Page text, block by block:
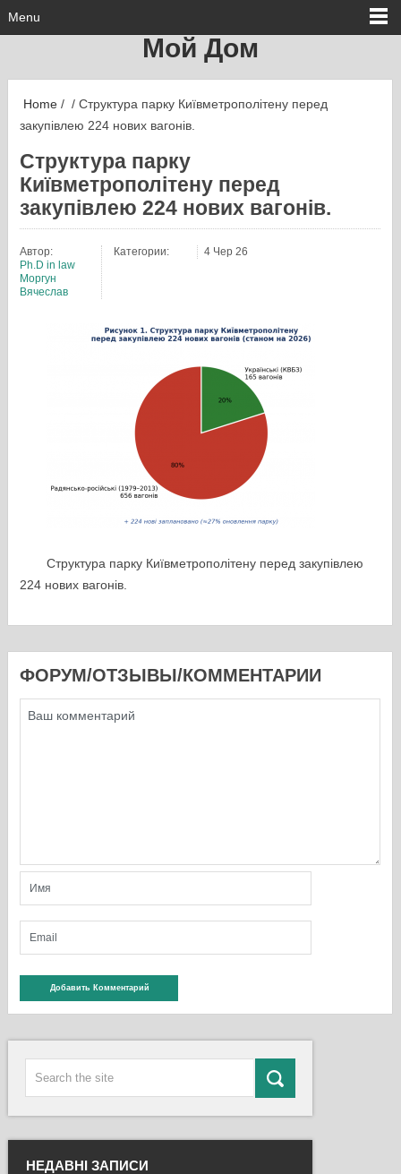
Menu
Мой Дом
Home / / Структура парку Київметрополітену перед
закупівлею 224 нових вагонів.
Структура парку
Київметрополітену перед
закупівлею 224 нових вагонів.
Автор:
Ph.D in law
Моргун
Вячеслав
Категории: 4 Чер 26
Структура парку Київметрополітену перед закупівлею
224 нових вагонів.
ФОРУМ/ОТЗЫВЫ/КОММЕНТАРИИ
НЕДАВНІ ЗАПИСИ